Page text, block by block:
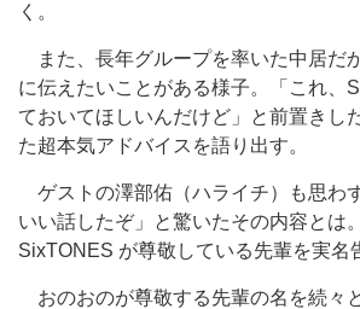
く。
また、長年グループを率いた中居だ
に伝えたいことがある様子。「これ、
ておいてほしいんだけど」と前置きし
た超本気アドバイスを語り出す。
ゲストの澤部佑（ハライチ）も思わ
いい話したぞ」と驚いたその内容とは
SixTONES が尊敬している先輩を実名
おのおのが尊敬する先輩の名を続々